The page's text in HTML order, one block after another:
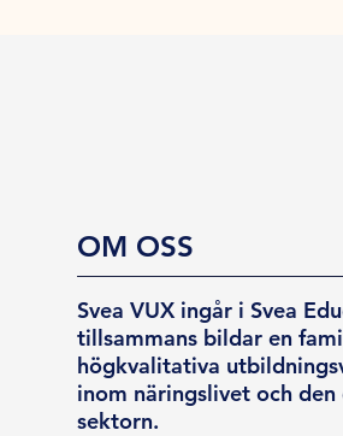
OM OSS
Svea VUX ingår i Svea
tillsammans bildar en
högkvalitativa
inom näringslivet och
sektorn.